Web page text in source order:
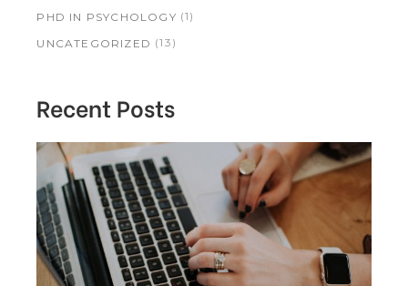
PHD IN PSYCHOLOGY (1)
UNCATEGORIZED (13)
Recent Posts